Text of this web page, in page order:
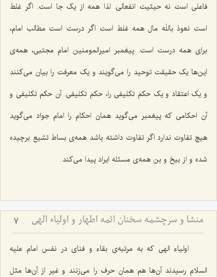
فاعلی است نه حیثیت انفعالی. لذا همه از یک جا است. اگر غلط
است نعوذ باللَه مال همه غلط است اگر درست است مطالب امام،
برای همه درست است. پیغمبر امیرالمومنین امام مجتبی، همه‌ی
این‌ها یک حقیقت توحید را می‌گویند و یک معرفت را بیان می‌کنند
و یک اعتقاد و یک حکم تکلیفی را، حکم تکلیفی. آن حکم تکلیفی و
آن احکامی که پیغمبر می‌گوید همان احکام را امام جواد می‌گوید
هیچ تفاوت ندارد اگر تفاوت داشته باشد همه‌ی بساط تشیع برچیده
شده و از بیخ و بن همه‌ی مسئله ایراد پیدا می‌کند.
منشا و سرچشمه سخنان ائمه اطهار و اولیاء الهی 7
اولیاء الهی که به مرتبه‌ی بقاء و فنای در نفس امام علیه
السلام رسیدند آن‌ها هم همان حرف را می‌زنند و غیر از آن‌ها مثل